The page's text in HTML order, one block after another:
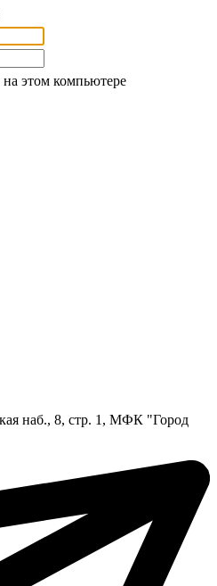
этом компьютере
наб., 8, стр. 1, МФК "Город